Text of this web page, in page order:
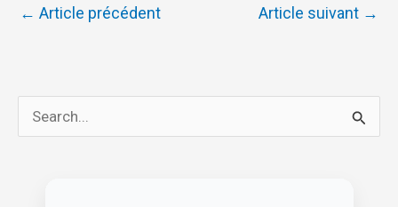
← Article précédent Article suivant →
e